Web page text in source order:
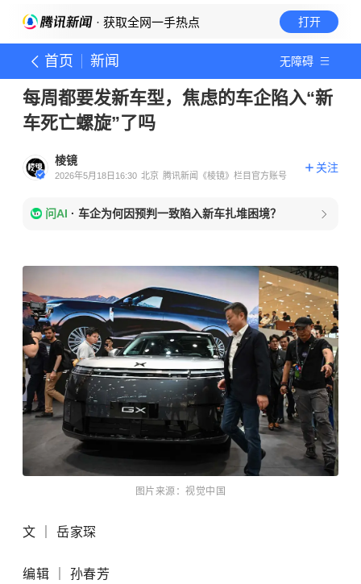
· 获取全网一手热点 打开
首页 新闻 无障碍
每周都要发新车型，焦虑的车企陷入“新
车死亡螺旋”了吗
棱镜
2026年5月18日16:30 北京 腾讯新闻《棱镜》栏目官方账号
关注
问AI · 车企为何因预判一致陷入新车扎堆困境？
图片来源：视觉中国
文 ｜ 岳家琛
编辑 ｜ 孙春芳